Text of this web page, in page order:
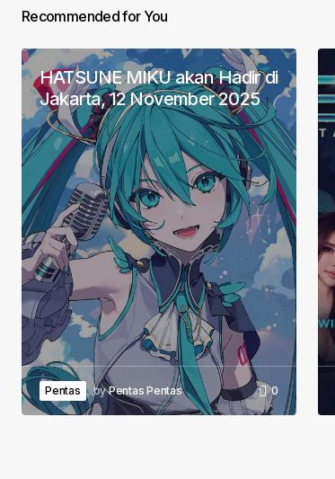
Submit Comment
Recommended for You
HATSUNE MIKU akan Hadir di
Jakarta, 12 November 2025
Pentas byPentas Pentas 0